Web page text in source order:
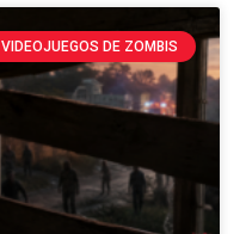
VIDEOJUEGOS DE ZOMBIS